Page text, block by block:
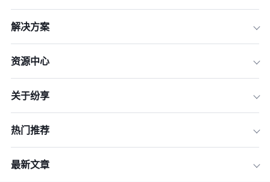
解决方案
资源中心
关于纷享
热门推荐
最新文章